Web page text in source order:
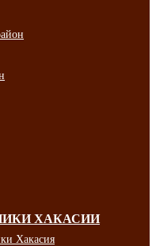
ХАКАСИИ
Хакасия